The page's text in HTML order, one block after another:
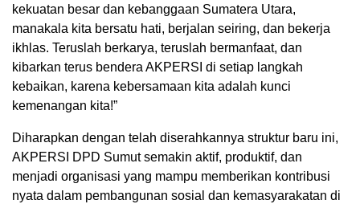
kekuatan besar dan kebanggaan Sumatera Utara,
manakala kita bersatu hati, berjalan seiring, dan bekerja
ikhlas. Teruslah berkarya, teruslah bermanfaat, dan
kibarkan terus bendera AKPERSI di setiap langkah
kebaikan, karena kebersamaan kita adalah kunci
kemenangan kita!”
Diharapkan dengan telah diserahkannya struktur baru ini,
AKPERSI DPD Sumut semakin aktif, produktif, dan
menjadi organisasi yang mampu memberikan kontribusi
nyata dalam pembangunan sosial dan kemasyarakatan di